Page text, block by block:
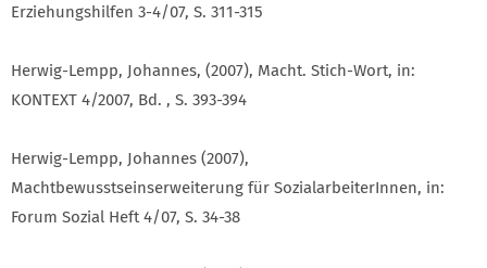
Erziehungshilfen 3-4/07, S. 311-315
Herwig-Lempp, Johannes, (2007), Macht. Stich-Wort, in:
KONTEXT 4/2007, Bd. , S. 393-394
Herwig-Lempp, Johannes (2007),
Machtbewusstseinserweiterung für SozialarbeiterInnen, in:
Forum Sozial Heft 4/07, S. 34-38